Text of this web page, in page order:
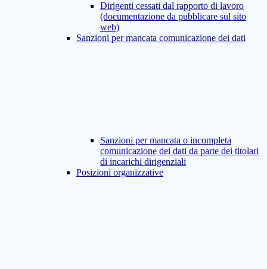
Dirigenti cessati dal rapporto di lavoro
(documentazione da pubblicare sul sito
web)
Sanzioni per mancata comunicazione dei dati
Sanzioni per mancata o incompleta
comunicazione dei dati da parte dei titolari
di incarichi dirigenziali
Posizioni organizzative